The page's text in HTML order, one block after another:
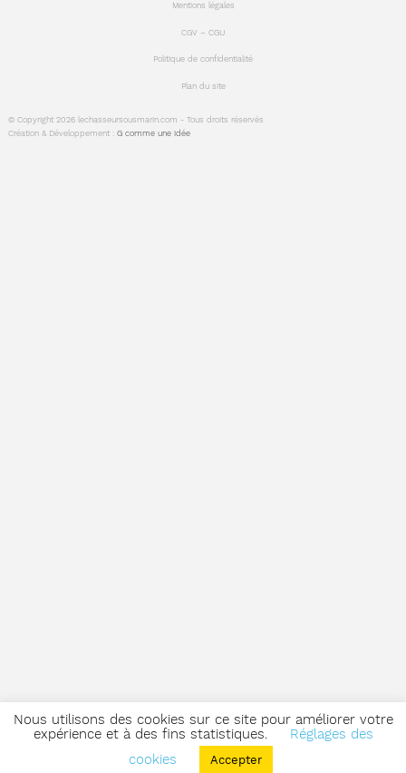
© Copyright 2026 lechasseursousmarin.com - Tous droits réservés
Création & Développement :G comme une idée
Mentions légales
CGV – CGU
Politique de confidentialité
Plan du site
Nous utilisons des cookies sur ce site pour améliorer votre
expérience et à des fins statistiques.
Réglages des
cookies
Accepter